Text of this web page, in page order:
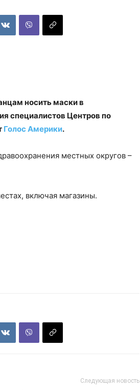
носить маски в
специалистов Центров по
Голос Америки.
местных округов –
включая магазины.
Следующая новость